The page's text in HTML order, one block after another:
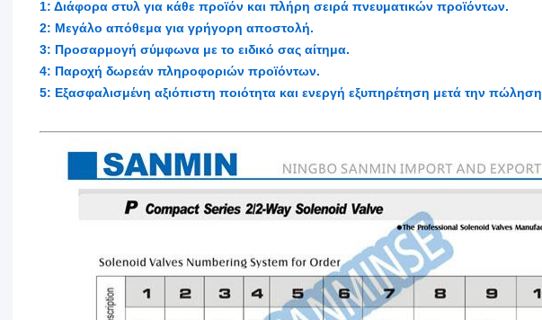
1: Διάφορα στυλ για κάθε προϊόν και πλήρη σειρά πνευματικών προϊόντων.
2: Μεγάλο απόθεμα για γρήγορη αποστολή.
3: Προσαρμογή σύμφωνα με το ειδικό σας αίτημα.
4: Παροχή δωρεάν πληροφοριών προϊόντων.
5: Εξασφαλισμένη αξιόπιστη ποιότητα και ενεργή εξυπηρέτηση μετά την πώληση